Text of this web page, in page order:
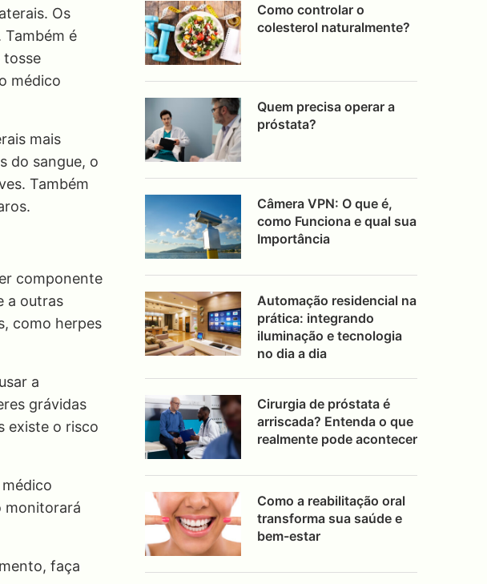
Os
Também é
tosse
médico
mais
do sangue, o
Também
componente
a outras
como herpes
a
grávidas
existe o risco
monitorará
faça
Como controlar o
colesterol naturalmente?
Quem precisa operar a
próstata?
Câmera VPN: O que é,
como Funciona e qual sua
Importância
Automação residencial na
prática: integrando
iluminação e tecnologia
no dia a dia
Cirurgia de próstata é
arriscada? Entenda o que
realmente pode acontecer
Como a reabilitação oral
transforma sua saúde e
bem-estar